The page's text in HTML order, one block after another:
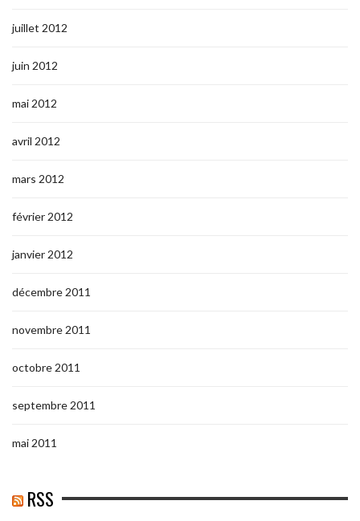
juillet 2012
juin 2012
mai 2012
avril 2012
mars 2012
février 2012
janvier 2012
décembre 2011
novembre 2011
octobre 2011
septembre 2011
mai 2011
RSS